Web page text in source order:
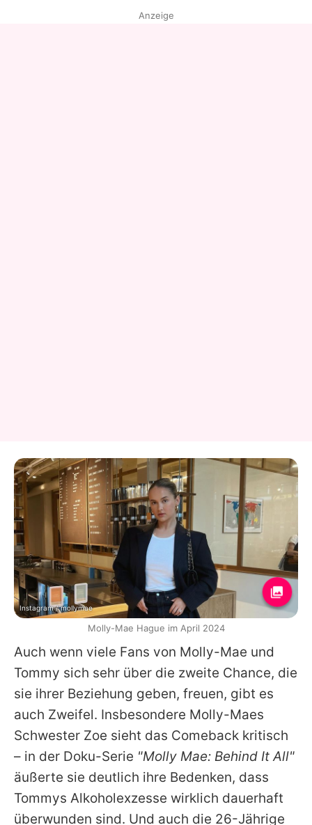
Auch wenn viele Fans von Molly-Mae und
Tommy sich sehr über die zweite Chance, die
sie ihrer Beziehung geben, freuen, gibt es
auch Zweifel. Insbesondere Molly-Maes
Schwester Zoe sieht das Comeback kritisch
– in der Doku-Serie "Molly Mae: Behind It All"
äußerte sie deutlich ihre Bedenken, dass
Tommys Alkoholexzesse wirklich dauerhaft
überwunden sind. Und auch die 26-Jährige
Anzeige
Instagram / mollymae
Molly-Mae Hague im April 2024